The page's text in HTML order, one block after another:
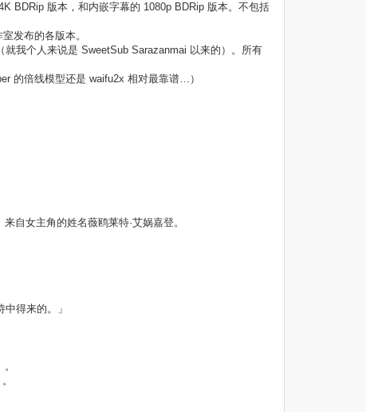
BDRip 版本，和内嵌字幕的 1080p BDRip 版本。不包括
发布的各版本。
我个人来说是 SweetSub Sarazanmai 以来的）。所有
的倍线模型还是 waifu2x 相对最靠谱…）
自女主角的姓名薇鸥莱特·艾娲嘉登。
中得来的。」